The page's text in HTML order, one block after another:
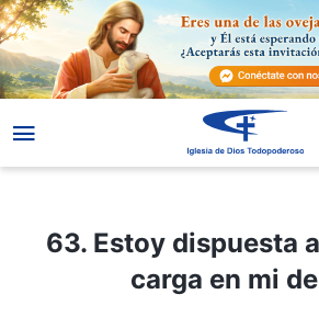
63. Estoy dispuesta a asumir la carga en
63. Estoy dispuesta
carga en mi